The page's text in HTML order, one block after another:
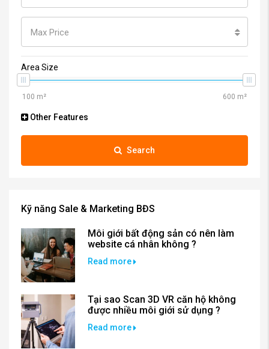
Max Price
Area Size
Other Features
Search
Kỹ năng Sale & Marketing BĐS
Môi giới bất động sản có nên làm
website cá nhân không ?
Read more
Tại sao Scan 3D VR căn hộ không
được nhiều môi giới sử dụng ?
Read more